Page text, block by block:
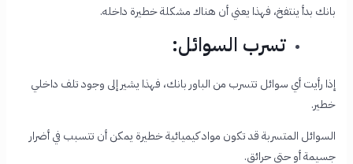
بانك بدأ ينتفخ، فهذا يعني أن هناك مشكلة خطيرة داخله.
تسرب السوائل:
إذا رأيت أي سوائل تتسرب من الباور بانك، فهذا يشير إلى وجود تلف داخلي
خطير.
السوائل المتسربة قد تكون مواد كيميائية خطيرة يمكن أن تتسبب في أضرار
جسيمة أو حتى حرائق.